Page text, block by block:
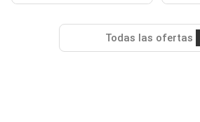
Todas las ofertas